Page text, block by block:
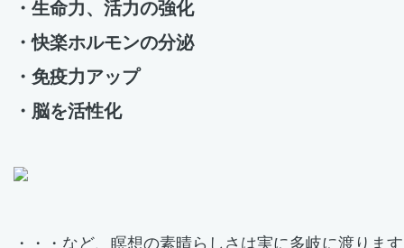
・生命力、活力の強化
・快楽ホルモンの分泌
・免疫力アップ
・脳を活性化
・・・など、瞑想の素晴らしさは実に多岐に渡りま